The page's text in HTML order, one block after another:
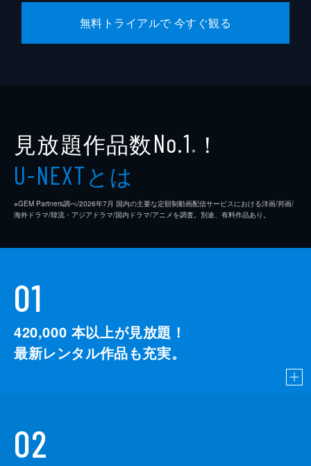
無料トライアルで 今すぐ観る
見放題作品数No.1 ※ ！
U-NEXTとは
※GEM Partners調べ/2026年7⽉ 国内の主要な定額制動画配信サービスにおける洋画/邦画/
海外ドラマ/韓流・アジアドラマ/国内ドラマ/アニメを調査。別途、有料作品あり。
01
420,000 本以上が見放題！
最新レンタル作品も充実。
02